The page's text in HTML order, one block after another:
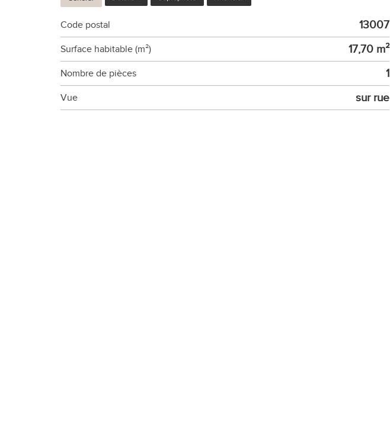
Code postal 13007
Surface habitable (m²) 17,70 m²
Nombre de pièces 1
Vue sur rue